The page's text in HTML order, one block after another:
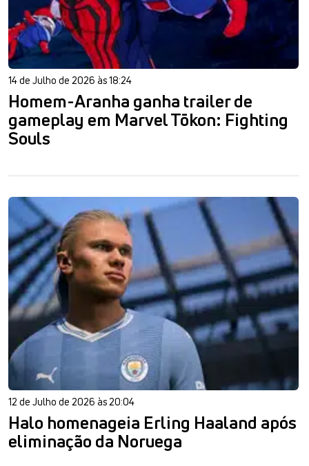
14 de Julho de 2026 às 18:24
Homem-Aranha ganha trailer de
gameplay em Marvel Tōkon: Fighting
Souls
12 de Julho de 2026 às 20:04
Halo homenageia Erling Haaland após
eliminação da Noruega